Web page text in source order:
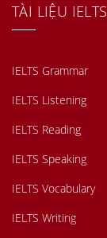
TÀI LIỆU IELTS
IELTS Grammar
IELTS Listening
IELTS Reading
IELTS Speaking
IELTS Vocabulary
IELTS Writing